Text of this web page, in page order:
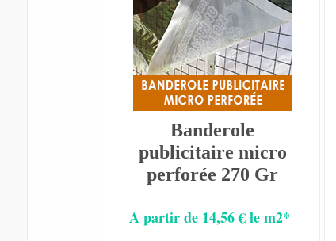
Banderole
publicitaire micro
perforée 270 Gr
A partir de 14,56 € le m2*